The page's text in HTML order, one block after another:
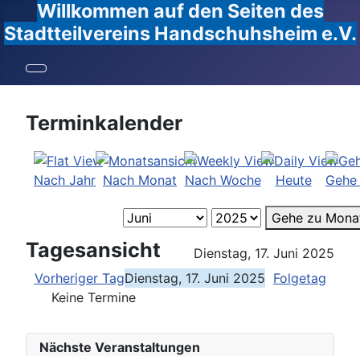
Willkommen auf den Seiten des
Stadtteilvereins Handschuhsheim e.V.
Terminkalender
Nach Jahr Nach Monat Nach Woche Heute
Gehe zu
Tagesansicht
Dienstag, 17. Juni 2025
Vorheriger TagDienstag, 17. Juni 2025 Folgetag
Keine Termine
Nächste Veranstaltungen